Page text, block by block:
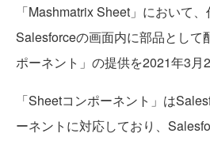
「Mashmatrix Sheet」において
Salesforceの画面内に部品として
ポーネント」の提供を2021年3月
「Sheetコンポーネント」は
ーネントに対応しており、